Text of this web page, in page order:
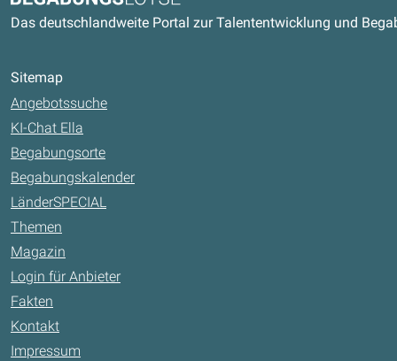
Das deutschlandweite Portal zur Talententwicklung und
Sitemap
Angebotssuche
KI-Chat Ella
Begabungsorte
Begabungskalender
LänderSPECIAL
Themen
Magazin
Login für Anbieter
Fakten
Kontakt
Impressum